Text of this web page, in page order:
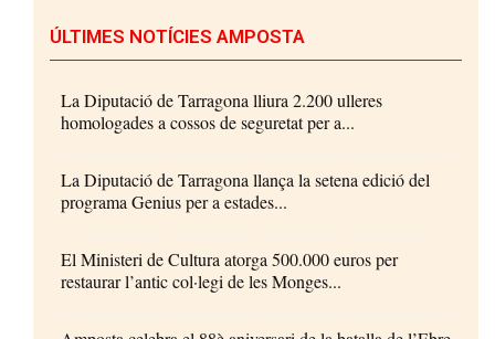
ÚLTIMES NOTÍCIES AMPOSTA
La Diputació de Tarragona lliura 2.200 ulleres
homologades a cossos de seguretat per a...
La Diputació de Tarragona llança la setena edició del
programa Genius per a estades...
El Ministeri de Cultura atorga 500.000 euros per
restaurar l’antic col·legi de les Monges...